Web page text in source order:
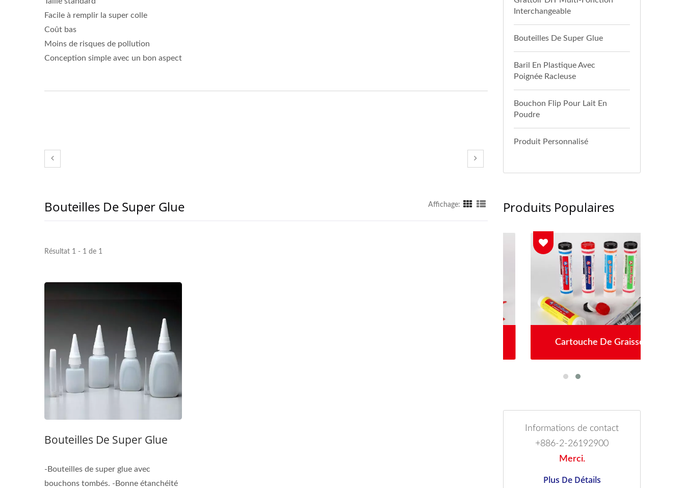
Facile à remplir la super colle
Coût bas
Moins de risques de pollution
Conception simple avec un bon aspect
Bouteilles De Super Glue Affichage:
Résultat 1 - 1 de 1
Bouteilles De Super Glue
-Bouteilles de super glue avec
bouchons tombés. -Bonne étanchéité
Interchangeable
Bouteilles De Super Glue
Baril En Plastique Avec
Poignée Racleuse
Bouchon Flip Pour Lait En
Poudre
Produit Personnalisé
Produits Populaires
Cartouche De Silicone Cartouche De Graisse
Informations de contact
+886-2-26192900
Merci.
Plus De Détails